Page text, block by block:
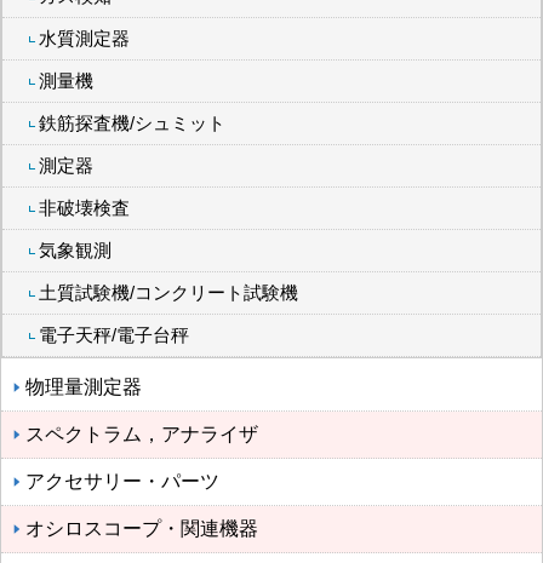
水質測定器
測量機
鉄筋探査機/シュミット
測定器
非破壊検査
気象観測
土質試験機/コンクリート試験機
電子天秤/電子台秤
物理量測定器
スペクトラム，アナライザ
アクセサリー・パーツ
オシロスコープ・関連機器